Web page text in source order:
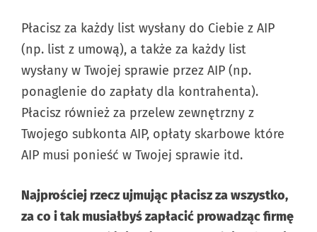
Płacisz za każdy list wysłany do Ciebie z AIP
(np. list z umową), a także za każdy list
wysłany w Twojej sprawie przez AIP (np.
ponaglenie do zapłaty dla kontrahenta).
Płacisz również za przelew zewnętrzny z
Twojego subkonta AIP, opłaty skarbowe które
AIP musi ponieść w Twojej sprawie itd.
Najprościej rzecz ujmując płacisz za wszystko,
za co i tak musiałbyś zapłacić prowadząc firmę